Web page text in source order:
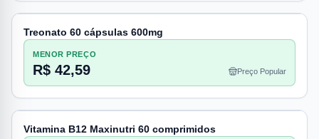
Treonato 60 cápsulas 600mg
MENOR PREÇO
R$ 42,59 Preço Popular
Vitamina B12 Maxinutri 60 comprimidos